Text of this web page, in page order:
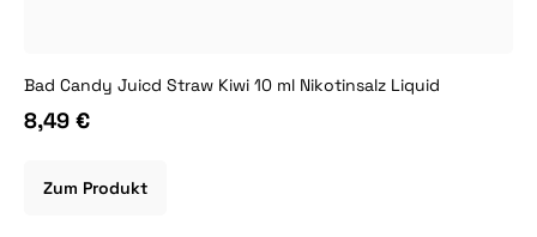
Bad Candy Juicd Straw Kiwi 10 ml Nikotinsalz Liquid
8,49 €
Zum Produkt